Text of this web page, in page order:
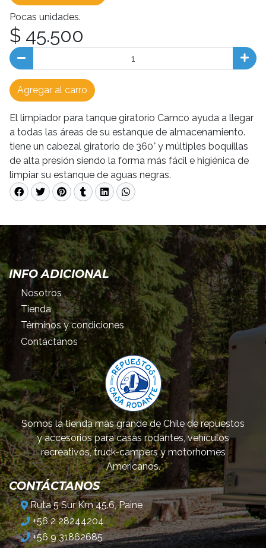
Pocas unidades.
$ 45.500
Agregar al carro
El limpiador para tanque giratorio Camco ayuda a llegar
a todas las áreas de su estanque de almacenamiento.
tiene un cabezal giratorio de 360° y múltiples boquillas
de alta presión siendo la forma más fácil e higiénica de
limpiar su estanque de aguas negras.
INFO ADICIONAL
Nosotros
Tienda
Términos y condiciones
Contáctanos
Somos la tienda más grande de Chile de repuestos
y accesorios para casas rodantes, vehículos
recreativos, truck-campers y motorhomes
Americanos.
CONTÁCTANOS
Ruta 5 Sur Km 45.6, Paine
+56 2 28244204
+56 9 31862685